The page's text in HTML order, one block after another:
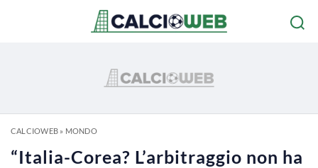
CALCIOWEB» MONDO
“Italia-Corea? L’arbitraggio non ha